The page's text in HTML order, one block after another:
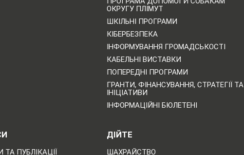
ОКРУГУ ПЛІМУТ
ШКІЛЬНІ ПРОГРАМИ
КІБЕРБЕЗПЕКА
ІНФОРМУВАННЯ ГРОМАДСЬКОСТІ
КАБЕЛЬНІ ВИСТАВКИ
ПОПЕРЕДНІ ПРОГРАМИ
ГРАНТИ, ФІНАНСУВАННЯ, СТРАТЕГІЇ ТА
ІНІЦІАТИВИ
ІНФОРМАЦІЙНІ БЮЛЕТЕНІ
ПУБЛІКАЦІЇ
ДІЙТЕ
ШАХРАЙСТВО